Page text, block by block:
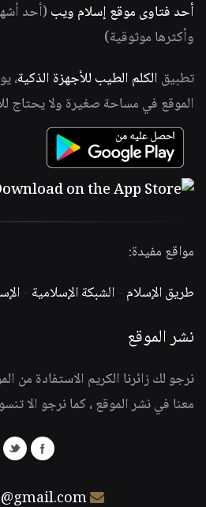
أحد فتاوى موقع إسلام ويب (أحد
وأكثرها موثوقية)
تطبيق الكلم الطيب للأجهزة الذكية،
الموقع في مساحة صغيرة ولا يحتاج
مواقع مفيدة:
طريق الإسلام -الشبكة الإسلامية -
نشر الموقع
نرجو لك زائرنا الكريم الاستفادة من
معنا في نشر الموقع ، كما نرجو الا